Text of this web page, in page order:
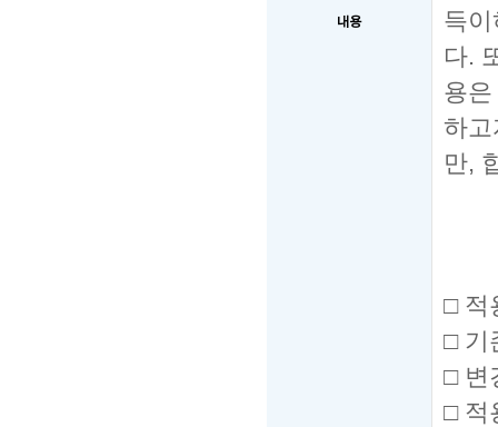
내용
득
다.
용
하
만,
□ 적
□ 기
□ 변
□ 적